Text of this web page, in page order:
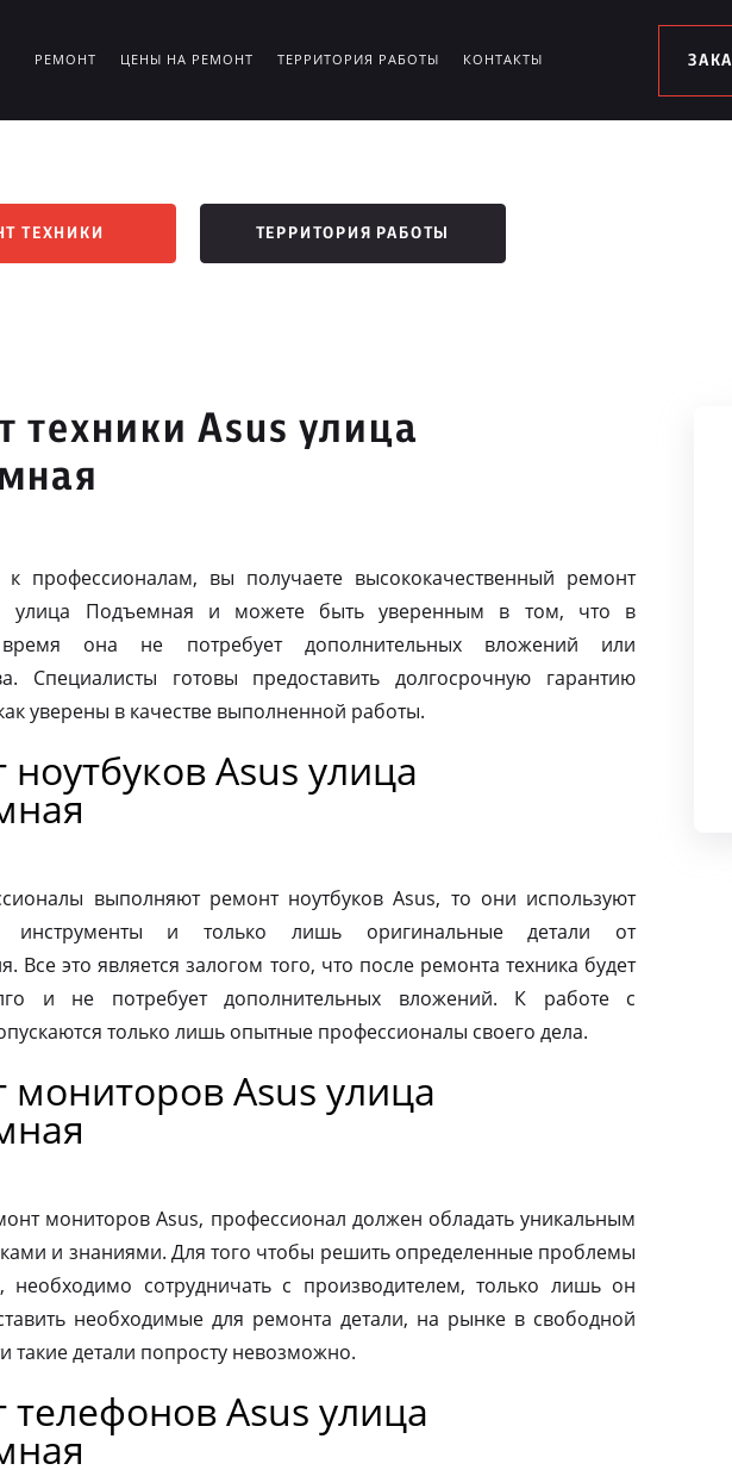
РЕМОНТ ЦЕНЫ НА РЕМОНТ ТЕРРИТОРИЯ РАБОТЫ КОНТАКТЫ
ТЕХНИКИ ТЕРРИТОРИЯ РАБОТЫ
техники Asus улица
к профессионалам, вы получаете высококачественный ремонт
улица Подъемная и можете быть уверенным в том, что в
она не потребует дополнительных вложений или
Специалисты готовы предоставить долгосрочную гарантию
уверены в качестве выполненной работы.
Asus улица
выполняют ремонт ноутбуков Asus, то они используют
инструменты и только лишь оригинальные детали от
Все это является залогом того, что после ремонта техника будет
и не потребует дополнительных вложений. К работе с
только лишь опытные профессионалы своего дела.
мониторов Asus улица
мониторов Asus, профессионал должен обладать уникальным
и знаниями. Для того чтобы решить определенные проблемы
необходимо сотрудничать с производителем, только лишь он
необходимые для ремонта детали, на рынке в свободной
такие детали попросту невозможно.
телефонов Asus улица